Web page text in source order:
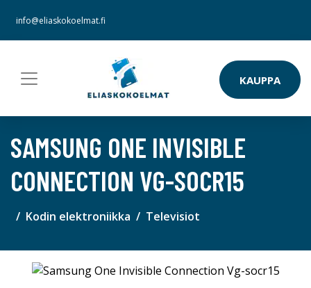
info@eliaskokoelmat.fi
KAUPPA
SAMSUNG ONE INVISIBLE
CONNECTION VG-SOCR15
Kodin elektroniikka Televisiot